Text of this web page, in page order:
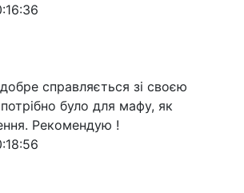
справляється зі своєю
було для мафу, як
Рекомендую !